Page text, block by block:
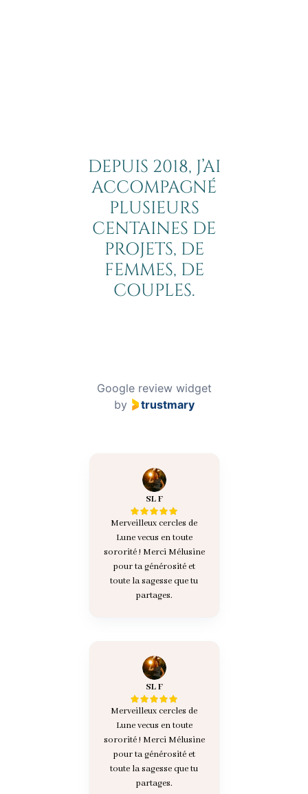
DEPUIS 2018, J’AI
ACCOMPAGNÉ
PLUSIEURS
CENTAINES DE
PROJETS, DE
FEMMES, DE
COUPLES.
Google review widget
by
trustmary
SL F
Merveilleux cercles de
Lune vecus en toute
sororité ! Merci Mélusine
pour ta générosité et
toute la sagesse que tu
partages.
SL F
Merveilleux cercles de
Lune vecus en toute
sororité ! Merci Mélusine
pour ta générosité et
toute la sagesse que tu
partages.